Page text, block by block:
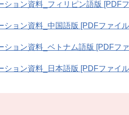
ション資料_フィリピン語版 [PDF
ション資料_中国語版 [PDFファイ
ション資料_ベトナム語版 [PDFフ
ション資料_日本語版 [PDFファイ